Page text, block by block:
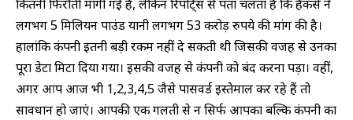
कितनी फिरौती मांगी गई है, लेकिन रिपोर्ट्स से पता चलता है कि हैकर्स ने
लगभग 5 मिलियन पाउंड यानी लगभग ₹53 करोड़ रुपये की मांग की है।
हालांकि कंपनी इतनी बड़ी रकम नहीं दे सकती थी जिसकी वजह से उनका
पूरा डेटा मिटा दिया गया। इसकी वजह से कंपनी को बंद करना पड़ा। वहीं,
अगर आप आज भी 1,2,3,4,5 जैसे पासवर्ड इस्तेमाल कर रहे हैं तो
सावधान हो जाएं। आपकी एक गलती से न सिर्फ आपका बल्कि कंपनी का